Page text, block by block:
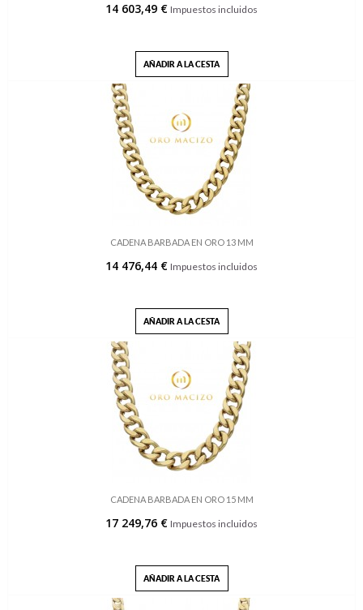
14 603,49 € Impuestos incluidos
AÑADIR A LA CESTA
CADENA BARBADA EN ORO 13 MM
14 476,44 € Impuestos incluidos
AÑADIR A LA CESTA
CADENA BARBADA EN ORO 15 MM
17 249,76 € Impuestos incluidos
AÑADIR A LA CESTA